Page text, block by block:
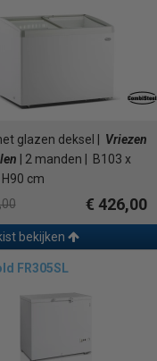
glazen deksel | Vriezen
| 2 manden | B103 x
H90 cm
€ 426,00
bekijken
FR305SL